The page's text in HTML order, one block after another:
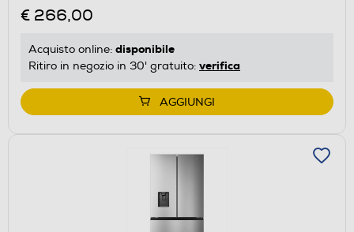
€ 266,00
Acquisto online: disponibile
Ritiro in negozio in 30' gratuito: verifica
AGGIUNGI